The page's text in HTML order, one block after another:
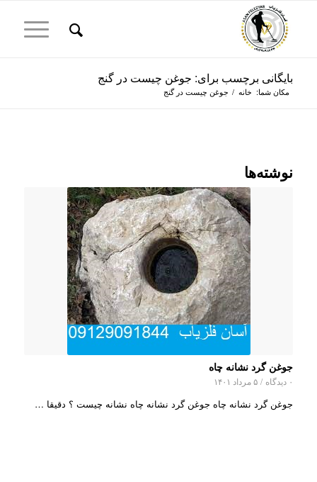
بایگانی برچسب برای: جوغن چیست در گنج
مکان شما: خانه / جوغن چیست در گنج
نوشته‌ها
جوغن گرد نشانه چاه
۰ دیدگاه / ۵ مرداد ۱۴۰۱
جوغن گرد نشانه چاه جوغن گرد نشانه چاه نشانه چیست ؟ دقیقا …